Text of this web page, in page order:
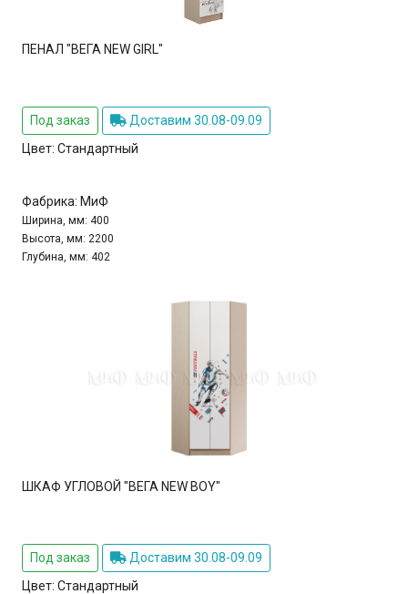
ПЕНАЛ "ВЕГА NEW GIRL"
Под заказ
Доставим 30.08-09.09
Цвет: Стандартный
Фабрика: МиФ
Ширина, мм: 400
Высота, мм: 2200
Глубина, мм: 402
ШКАФ УГЛОВОЙ "ВЕГА NEW BOY"
Под заказ
Доставим 30.08-09.09
Цвет: Стандартный